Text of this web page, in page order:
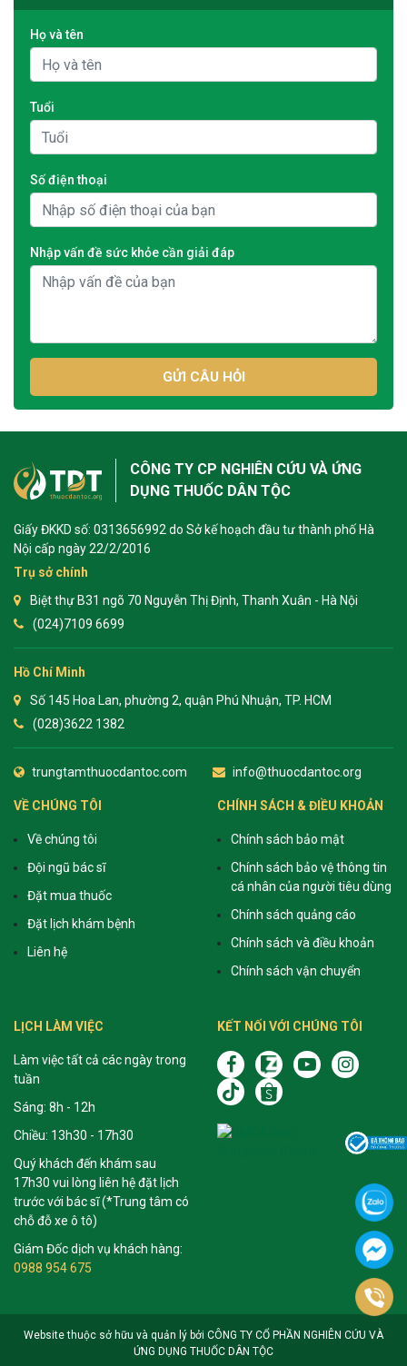
Họ và tên
Tuổi
Số điện thoại
Nhập vấn đề sức khỏe cần giải đáp
GỬI CÂU HỎI
CÔNG TY CP NGHIÊN CỨU VÀ ỨNG
DỤNG THUỐC DÂN TỘC
Giấy ĐKKD số: 0313656992 do Sở kế hoạch đầu tư thành phố Hà
Nội cấp ngày 22/2/2016
Trụ sở chính
Biệt thự B31 ngõ 70 Nguyễn Thị Định, Thanh Xuân - Hà Nội
(024)7109 6699
Hồ Chí Minh
Số 145 Hoa Lan, phường 2, quận Phú Nhuận, TP. HCM
(028)3622 1382
trungtamthuocdantoc.com info@thuocdantoc.org
VỀ CHÚNG TÔI
Về chúng tôi
Đội ngũ bác sĩ
Đặt mua thuốc
Đặt lịch khám bệnh
Liên hệ
CHÍNH SÁCH & ĐIỀU KHOẢN
Chính sách bảo mật
Chính sách bảo vệ thông tin
cá nhân của người tiêu dùng
Chính sách quảng cáo
Chính sách và điều khoản
Chính sách vận chuyển
LỊCH LÀM VIỆC
Làm việc tất cả các ngày trong
tuần
Sáng: 8h - 12h
Chiều: 13h30 - 17h30
Quý khách đến khám sau
17h30 vui lòng liên hệ đặt lịch
trước với bác sĩ (*Trung tâm có
chỗ đỗ xe ô tô)
Giám Đốc dịch vụ khách hàng:
0988 954 675
KẾT NỐI VỚI CHÚNG TÔI
Website thuộc sở hữu và quản lý bởi CÔNG TY CỔ PHẦN NGHIÊN CỨU VÀ
ỨNG DỤNG THUỐC DÂN TỘC